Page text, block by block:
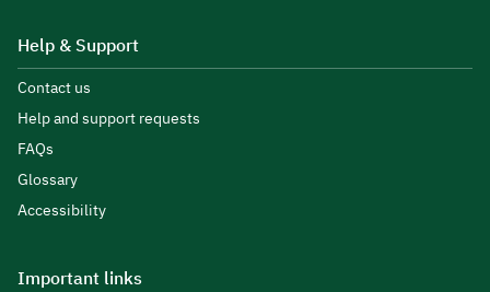
Help & Support
Contact us
Help and support requests
FAQs
Glossary
Accessibility
Important links